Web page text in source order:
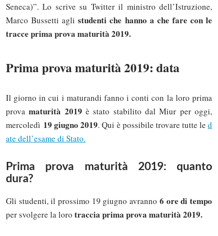
Seneca)”. Lo scrive su Twitter il ministro dell’Istruzione,
Marco Bussetti aglistudenti che hanno a che fare con le
tracce prima prova maturità 2019.
Prima prova maturità 2019: data
Il giorno in cui i maturandi fanno i conti con la loro prima
provamaturità 2019è stato stabilito dal Miur per oggi,
mercoledì 19 giugno 2019. Qui è possibile trovare tutte led
ate dell’esame di Stato.
Prima prova maturità 2019: quanto
dura?
Gli studenti, il prossimo 19 giugno avranno 6 ore di tempo
per svolgere la loro traccia prima prova maturità 2019.